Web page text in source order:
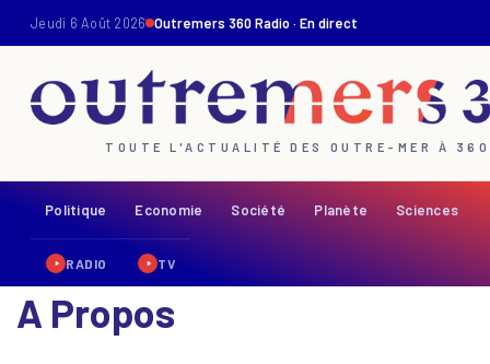
Jeudi 6 Août 2026 Outremers 360 Radio · En direct
TOUTE L'ACTUALITÉ DES OUTRE-MER À
Politique Economie Société Planète Sciences
RADIO TV
A Propos